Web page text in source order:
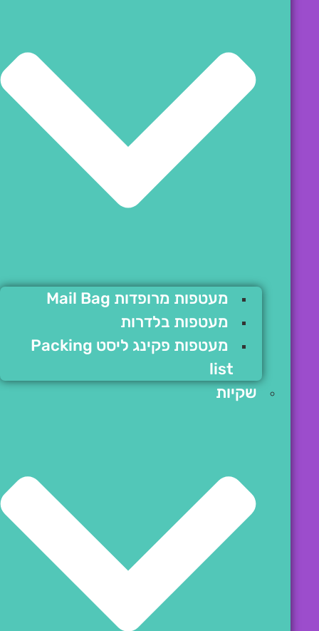
מעטפות מרופדות Mail Bag
מעטפות בלדרות
מעטפות פקינג ליסט Packing
list
שקיות